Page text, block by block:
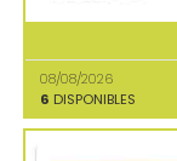
08/08/2026
6 DISPONIBLES